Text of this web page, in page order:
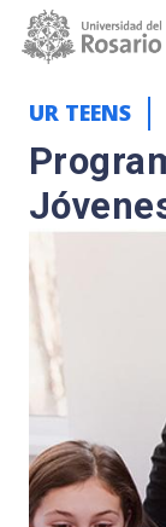
Main
UR TEENS